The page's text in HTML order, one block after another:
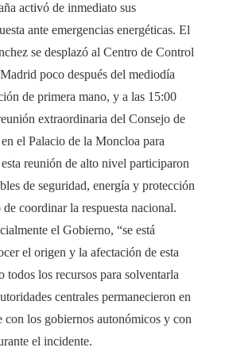
activó de inmediato sus
ante emergencias energéticas. El
se desplazó al Centro de Control
poco después del mediodía
de primera mano, y a las 15:00
extraordinaria del Consejo de
el Palacio de la Moncloa para
reunión de alto nivel participaron
de seguridad, energía y protección
coordinar la respuesta nacional.
el Gobierno, “se está
el origen y la afectación de esta
todos los recursos para solventarla
centrales permanecieron en
con los gobiernos autonómicos y con
el incidente.